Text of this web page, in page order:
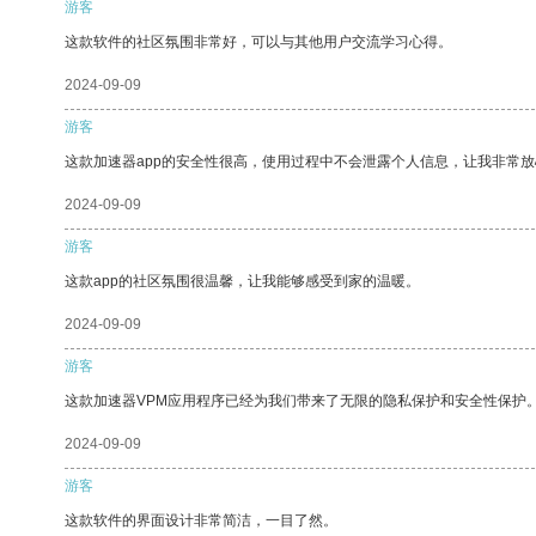
游客
这款软件的社区氛围非常好，可以与其他用户交流学习心得。
2024-09-09
游客
这款加速器app的安全性很高，使用过程中不会泄露个人信息，让我非常
2024-09-09
游客
这款app的社区氛围很温馨，让我能够感受到家的温暖。
2024-09-09
游客
这款加速器VPM应用程序已经为我们带来了无限的隐私保护和安全性保护
2024-09-09
游客
这款软件的界面设计非常简洁，一目了然。